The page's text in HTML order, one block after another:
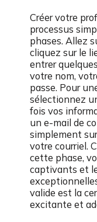
Créer votre
processus
phases. Allez
cliquez sur le
entrer
votre nom,
passe. Pour
sélectionnez
fois vos
un e-mail de
simplement
votre courriel.
cette phase,
captivants et
valide est la
excitante et